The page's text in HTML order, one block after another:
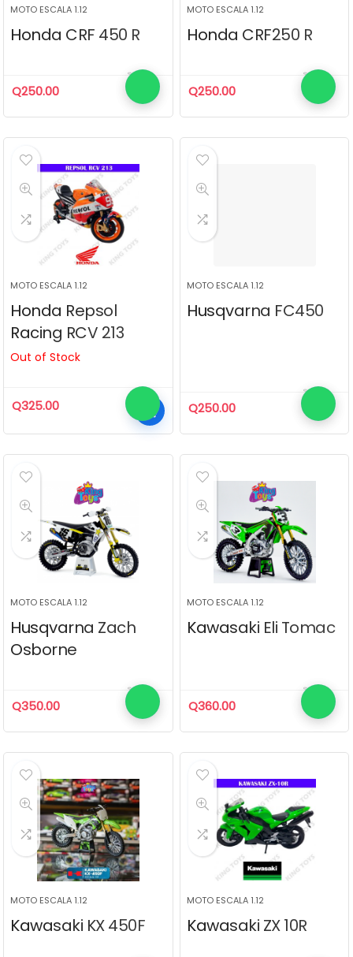
MOTO ESCALA 1.12
Honda CRF 450 R
Q250.00
MOTO ESCALA 1.12
Honda CRF250 R
Q250.00
MOTO ESCALA 1.12
Honda Repsol
Racing RCV 213
Out of Stock
Q325.00
MOTO ESCALA 1.12
Husqvarna FC450
Q250.00
MOTO ESCALA 1.12
Husqvarna Zach
Osborne
Q350.00
MOTO ESCALA 1.12
Kawasaki Eli Tomac
Q360.00
MOTO ESCALA 1.12
Kawasaki KX 450F
MOTO ESCALA 1.12
Kawasaki ZX 10R